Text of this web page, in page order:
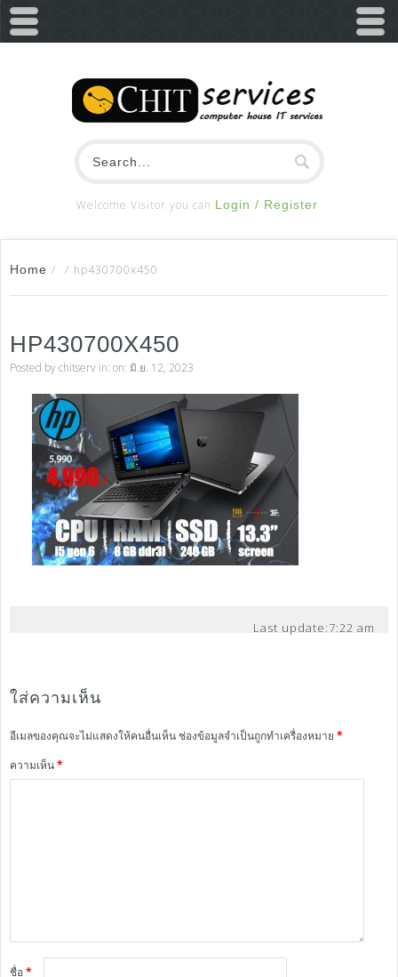
Welcome Visitor you can Login / Register
Home / / hp430700x450
HP430700X450
Posted bychitserv in: on: มิ.ย. 12, 2023
Last update:7:22 am
ใส่ความเห็น
อีเมลของคุณจะไม่แสดงให้คนอื่นเห็นช่องข้อมูลจำเป็นถูกทำเครื่องหมาย *
ความเห็น*
ชื่อ*